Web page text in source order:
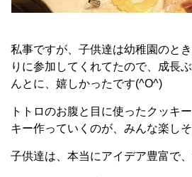
私事ですが、子供達は幼稚園のと
りに参加してくれてたので、成長
んとに、嬉しかったです(^O^)
トトロのお腹と目に使ったクッキ
キー作っていくのが、みんな楽しそ
子供達は、本当にアイデア豊富で、